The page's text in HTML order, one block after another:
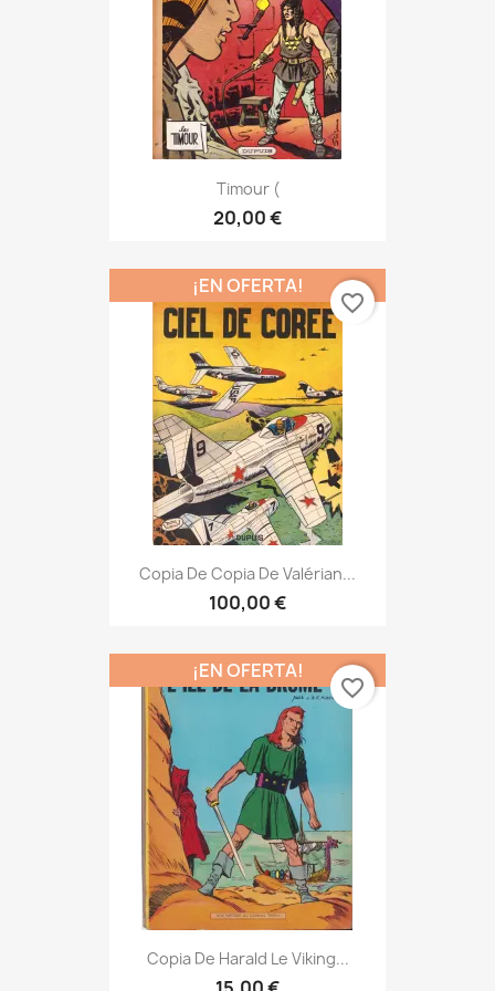
Timour (
20,00 €
Copia De Copia De Valérian...
100,00 €
¡EN OFERTA!
favorite_border
Copia De Harald Le Viking...
¡EN OFERTA!
favorite_border